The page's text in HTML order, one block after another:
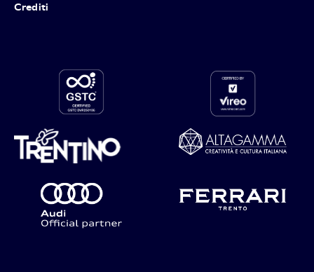
Crediti